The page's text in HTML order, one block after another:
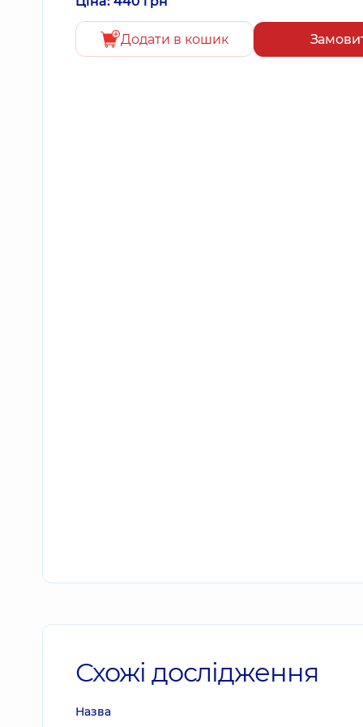
Додати в кошик
Схожі дослідження
Назва